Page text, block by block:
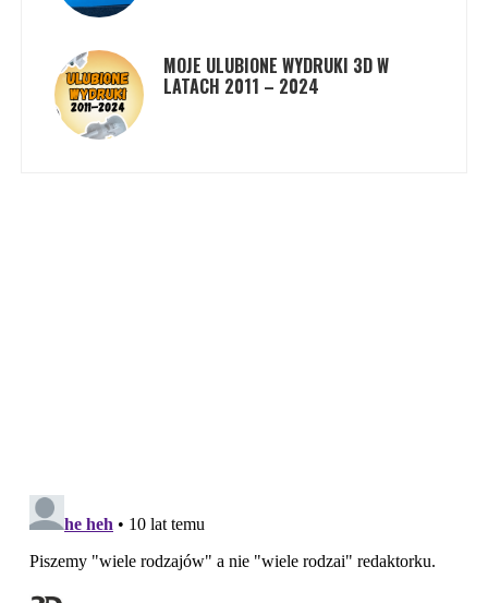
MOJE ULUBIONE WYDRUKI 3D W
LATACH 2011 – 2024